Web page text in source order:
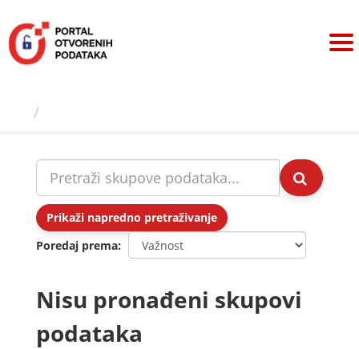
sadržaj
Prikaži napredno pretraživanje
Poredaj prema
Nisu pronađeni skupovi
podataka